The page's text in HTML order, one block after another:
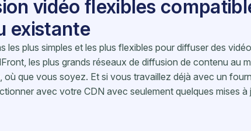
vidéo flexibles
existante
plus simples et les plus flexibles pour diffuser des
les plus grands réseaux de diffusion de contenu au
où que vous soyez. Et si vous travaillez déjà avec un
avec votre CDN avec seulement quelques mises